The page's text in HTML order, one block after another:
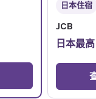
日本住宿
JCB
日本最高